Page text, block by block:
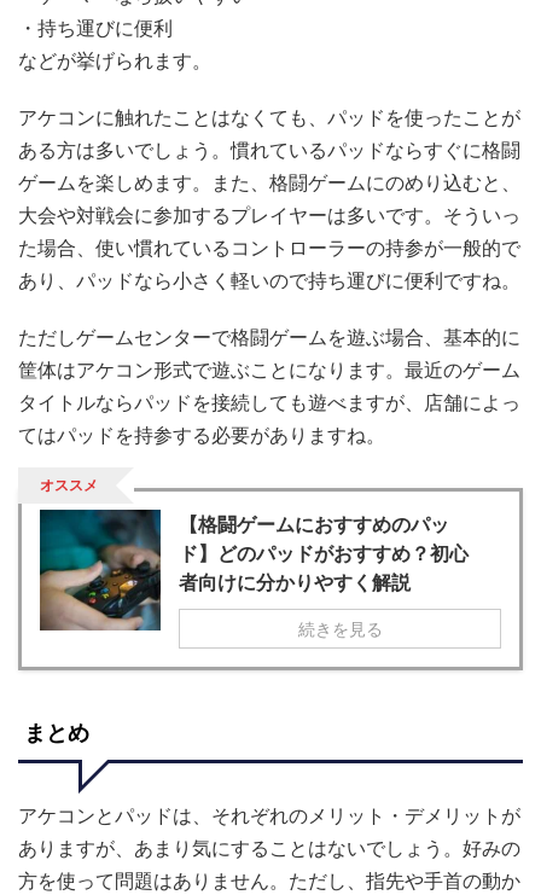
・持ち運びに便利
などが挙げられます。
アケコンに触れたことはなくても、パッドを使ったことが
ある方は多いでしょう。慣れているパッドならすぐに格闘
ゲームを楽しめます。また、格闘ゲームにのめり込むと、
大会や対戦会に参加するプレイヤーは多いです。そういっ
た場合、使い慣れているコントローラーの持参が一般的で
あり、パッドなら小さく軽いので持ち運びに便利ですね。
ただしゲームセンターで格闘ゲームを遊ぶ場合、基本的に
筐体はアケコン形式で遊ぶことになります。最近のゲーム
タイトルならパッドを接続しても遊べますが、店舗によっ
てはパッドを持参する必要がありますね。
オススメ
【格闘ゲームにおすすめのパッ
ド】どのパッドがおすすめ？初心
者向けに分かりやすく解説
続きを見る
まとめ
アケコンとパッドは、それぞれのメリット・デメリットが
ありますが、あまり気にすることはないでしょう。好みの
方を使って問題はありません。ただし、指先や手首の動か